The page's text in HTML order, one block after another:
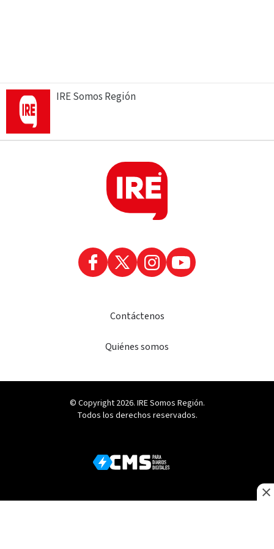
IRE Somos Región
Contáctenos
Quiénes somos
© Copyright 2026. IRE Somos Región.
Todos los derechos reservados.